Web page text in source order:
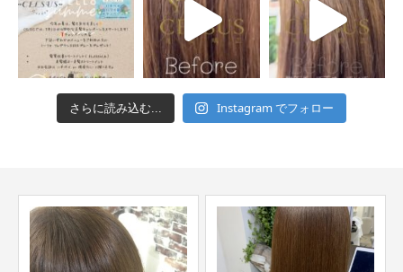
さらに読み込む... Instagram でフォロー